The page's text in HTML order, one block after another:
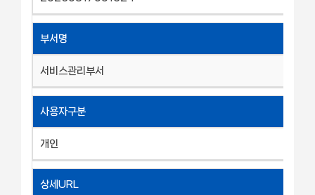
부서명
서비스관리부서
사용자구분
개인
상세URL